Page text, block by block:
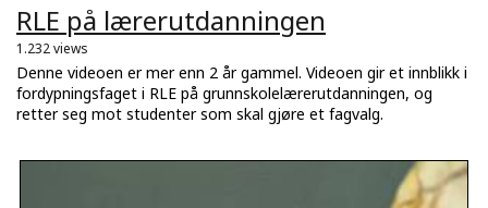
RLE på lærerutdanningen
1.232 views
Denne videoen er mer enn 2 år gammel. Videoen gir et innblikk i
fordypningsfaget i RLE på grunnskolelærerutdanningen, og
retter seg mot studenter som skal gjøre et fagvalg.